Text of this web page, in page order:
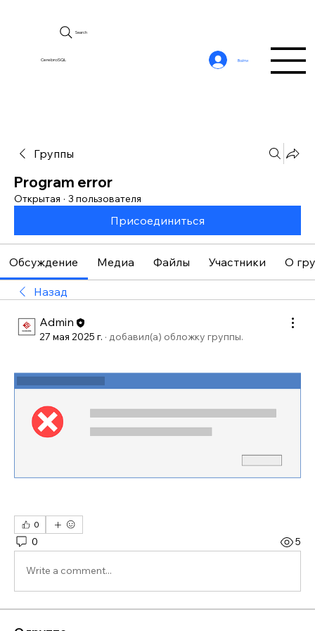
CerebroSQL
Search
Войти
Группы
Program error
Открытая · 3 пользователя
Присоединиться
Обсуждение Медиа Файлы Участники О
Назад
Admin
27 мая 2025 г. · добавил(а) обложку группы.
0
0 5
Write a comment...